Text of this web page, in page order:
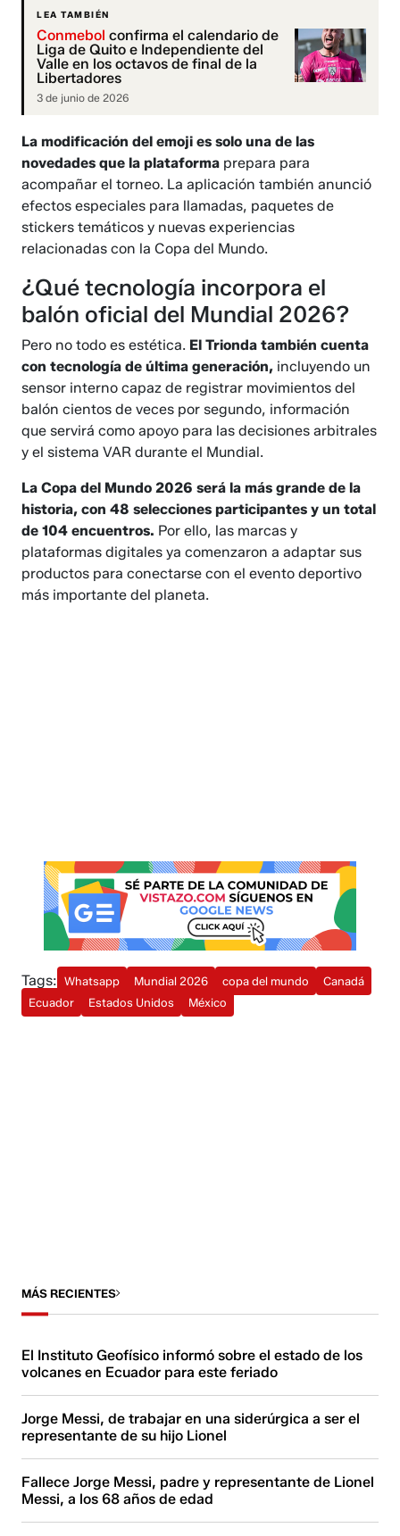
LEA TAMBIÉN
Conmebol confirma el calendario de
Liga de Quito e Independiente del
Valle en los octavos de final de la
Libertadores
3 de junio de 2026
La modificación del emoji es solo una de las
novedades que la plataforma prepara para
acompañar el torneo. La aplicación también anunció
efectos especiales para llamadas, paquetes de
stickers temáticos y nuevas experiencias
relacionadas con la Copa del Mundo.
¿Qué tecnología incorpora el
balón oficial del Mundial 2026?
Pero no todo es estética. El Trionda también cuenta
con tecnología de última generación, incluyendo un
sensor interno capaz de registrar movimientos del
balón cientos de veces por segundo, información
que servirá como apoyo para las decisiones arbitrales
y el sistema VAR durante el Mundial.
La Copa del Mundo 2026 será la más grande de la
historia, con 48 selecciones participantes y un total
de 104 encuentros. Por ello, las marcas y
plataformas digitales ya comenzaron a adaptar sus
productos para conectarse con el evento deportivo
más importante del planeta.
Tags: Whatsapp Mundial 2026 copa del mundo
Canadá
Ecuador
Estados Unidos México
MÁS RECIENTES
El Instituto Geofísico informó sobre el estado de los
volcanes en Ecuador para este feriado
Jorge Messi, de trabajar en una siderúrgica a ser el
representante de su hijo Lionel
Fallece Jorge Messi, padre y representante de Lionel
Messi, a los 68 años de edad